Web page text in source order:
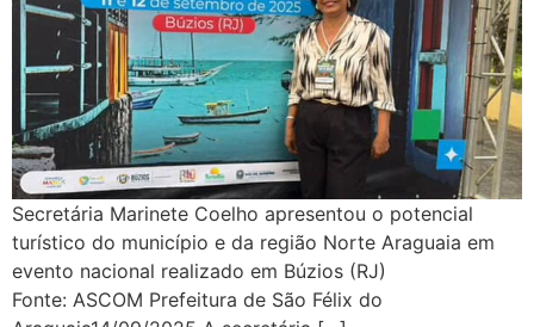
Secretária Marinete Coelho apresentou o potencial
turístico do município e da região Norte Araguaia em
evento nacional realizado em Búzios (RJ)
Fonte: ASCOM Prefeitura de São Félix do